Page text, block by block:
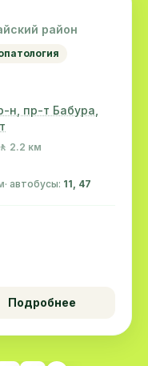
район
н, пр-т Бабура,
🚶 2.2 км
· автобусы: 11, 47
Подробнее